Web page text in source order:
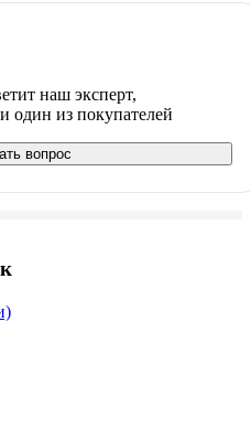
наш эксперт,
один из покупателей
вопрос